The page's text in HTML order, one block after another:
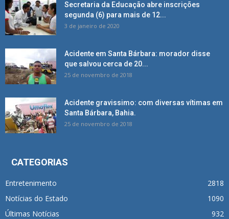
Secretaria da Educação abre inscrições
segunda (6) para mais de 12...
3 de janeiro de 2020
Acidente em Santa Bárbara: morador disse
que salvou cerca de 20...
25 de novembro de 2018
Acidente gravissimo: com diversas vítimas em
Santa Bárbara, Bahia.
25 de novembro de 2018
CATEGORIAS
Entretenimento
2818
Notícias do Estado
1090
Últimas Notícias
932